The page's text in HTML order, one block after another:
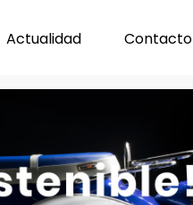
Actualidad Contacto